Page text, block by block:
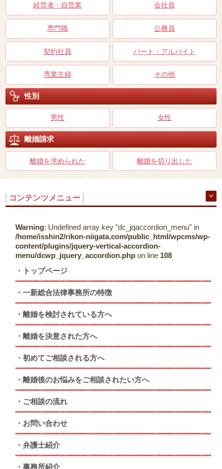
経営者・自営業 会社員
専門職 公務員
契約社員 パート・アルバイト
専業主婦 その他
性別
男性 女性
離婚請求
離婚を求められた 離婚を切り出した
コンテンツメニュー
Warning: Undefined array key "dc_jqaccordion_menu" in
/home/isshin2/rikon-niigata.com/public_html/wpcms/wp-
content/plugins/jquery-vertical-accordion-
menu/dcwp_jquery_accordion.php on line 108
トップページ
一新総合法律事務所の特徴
離婚を検討されている方へ
離婚を決意された方へ
初めてご相談される方へ
離婚後のお悩みをご相談されたい方へ
ご相談の流れ
お問い合わせ
弁護士紹介
事務所紹介